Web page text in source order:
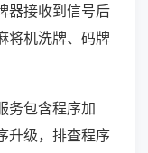
器接收到信号后
将机洗牌、码牌
务包含程序加
升级，排查程序